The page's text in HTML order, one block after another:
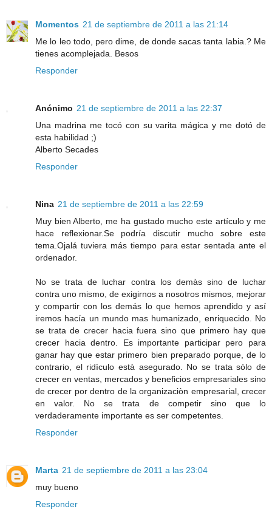
Momentos 21 de septiembre de 2011 a las 21:14
Me lo leo todo, pero dime, de donde sacas tanta labia.? Me
tienes acomplejada. Besos
Responder
Anónimo 21 de septiembre de 2011 a las 22:37
Una madrina me tocó con su varita mágica y me dotó de
esta habilidad ;)
Alberto Secades
Responder
Nina 21 de septiembre de 2011 a las 22:59
Muy bien Alberto, me ha gustado mucho este artículo y me
hace reflexionar.Se podría discutir mucho sobre este
tema.Ojalá tuviera más tiempo para estar sentada ante el
ordenador.
No se trata de luchar contra los demàs sino de luchar
contra uno mismo, de exigirnos a nosotros mismos, mejorar
y compartir con los demás lo que hemos aprendido y así
iremos hacía un mundo mas humanizado, enriquecido. No
se trata de crecer hacia fuera sino que primero hay que
crecer hacia dentro. Es importante participar pero para
ganar hay que estar primero bien preparado porque, de lo
contrario, el ridìculo està asegurado. No se trata sólo de
crecer en ventas, mercados y beneficios empresariales sino
de crecer por dentro de la organizaciòn empresarial, crecer
en valor. No se trata de competir sino que lo
verdaderamente importante es ser competentes.
Responder
Marta 21 de septiembre de 2011 a las 23:04
muy bueno
Responder